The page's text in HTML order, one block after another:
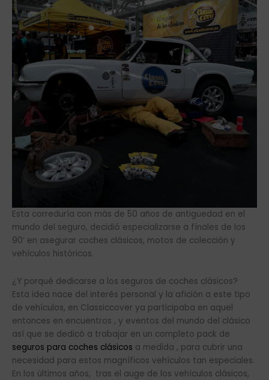
Esta correduría con más de 50 años de antigüedad en el
mundo del seguro, decidió especializarse a fínales de los
90’ en asegurar coches clásicos, motos de colección y
vehículos históricos.
¿Y porqué dedicarse a los seguros de coches clásicos?
Esta idea nace del interés personal y la afición a este tipo
de vehículos, en Classiccover ya participaba en aquel
entonces en encuentros , y eventos del mundo del clásico
así que se dedicó a trabajar en un completo pack de
seguros para coches clásicos a medida , para cubrir una
necesidad para estos magníficos vehículos tan especiales.
En los últimos años, tras el auge de los vehículos clásicos,